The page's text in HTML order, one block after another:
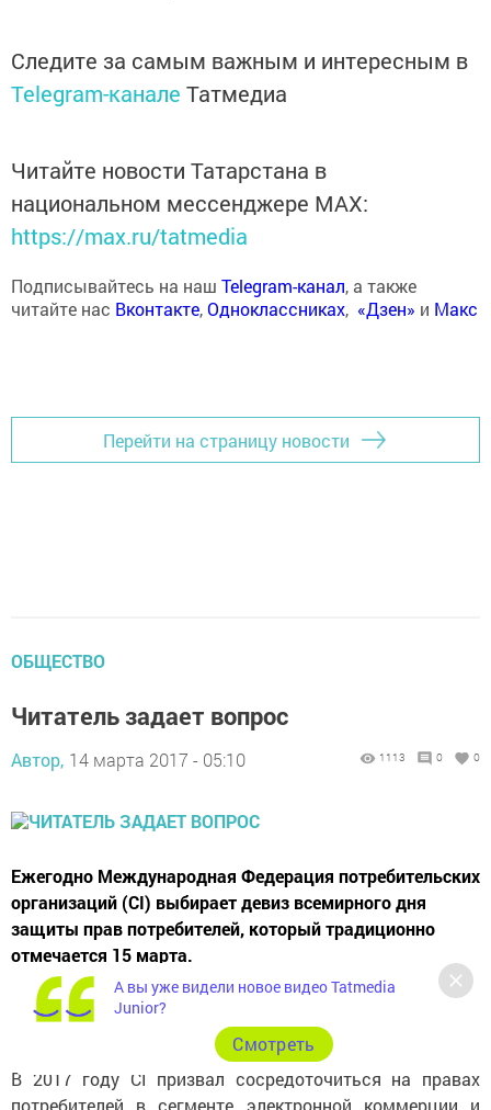
Следите за самым важным и интересным в
Telegram-канале Татмедиа
Читайте новости Татарстана в
национальном мессенджере MАХ:
https://max.ru/tatmedia
Подписывайтесь на наш Telegram-канал, а также
читайте нас Вконтакте,Одноклассниках, «Дзен» и Макс
Перейти на страницу новости
ОБЩЕСТВО
Читатель задает вопрос
Автор, 14 марта 2017 - 05:10 1113 0 0
Ежегодно Международная Федерация потребительских
организаций (CI) выбирает девиз всемирного дня
защиты прав потребителей, который традиционно
отмечается 15 марта.
В 2017 году CI призвал сосредоточиться на правах
А вы уже видели новое видео Tatmedia
Junior?
Cмотреть